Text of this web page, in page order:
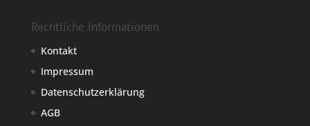
Rechtliche Informationen
Kontakt
Impressum
Datenschutzerklärung
AGB